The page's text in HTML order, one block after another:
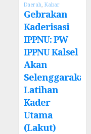
Daerah,Kabar
Gebrakan
Kaderisasi
IPPNU: PW
IPPNU Kalsel
Akan
Selenggarakan
Latihan
Kader
Utama
(Lakut)